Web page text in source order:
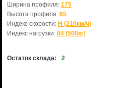
Ширина профиля: 175
Высота профиля: 65
Индекс скорости: H (210км/ч)
Индекс нагрузки: 84 (500кг)
Остаток склада: 2